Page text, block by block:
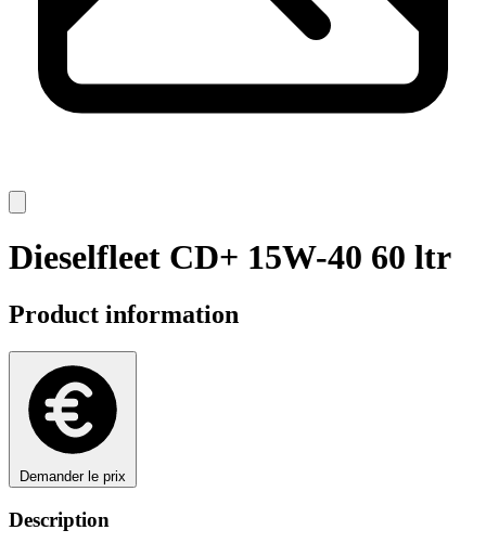
Dieselfleet CD+ 15W-40 60 ltr
Product information
Demander le prix
Description